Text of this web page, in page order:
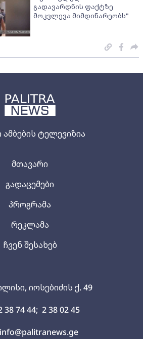
ტელევიზია
იოსებიძის ქ. 49
38 74 44; 2 38 02 45
info@palitranews.ge
მთავარი
გადაცემები
პროგრამა
რეკლამა
ჩვენ შესახებ
გადავარდნის ფაქტზე
მოკვლევა მიმდინარეობს"